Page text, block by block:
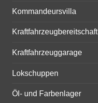
Kommandeursvilla
Kraftfahrzeugbereitschaft
Kraftfahrzeuggarage
Lokschuppen
Öl- und Farbenlager